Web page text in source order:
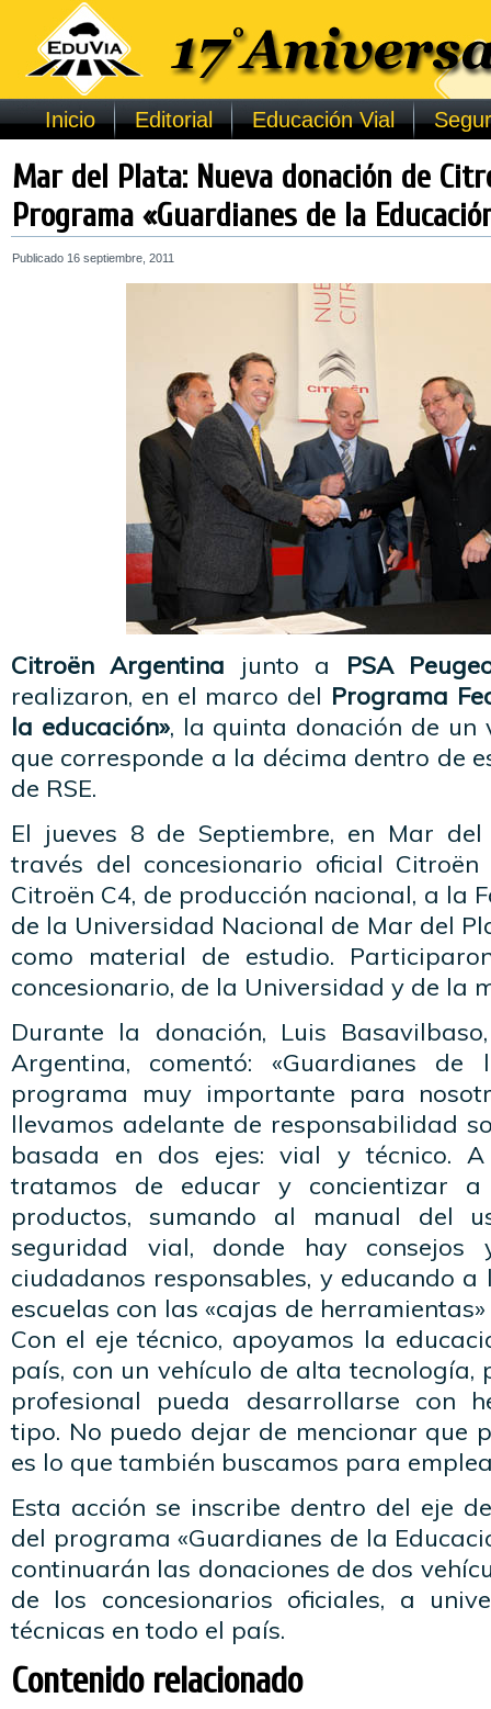
Inicio Editorial Educación Vial
Mar del Plata: Nueva donación de
Programa «Guardianes de la
Publicado 16 septiembre, 2011
Citroën Argentina junto a PSA
realizaron, en el marco del Programa
la educación», la quinta donación de un
que corresponde a la décima dentro de
de RSE.
El jueves 8 de Septiembre, en Mar
través del concesionario oficial
Citroën C4, de producción nacional, a la
de la Universidad Nacional de Mar del
como material de estudio.
concesionario, de la Universidad y de la
Durante la donación, Luis
Argentina, comentó: «Guardianes
programa muy importante para
llevamos adelante de responsabilidad
basada en dos ejes: vial y técnico.
tratamos de educar y concientizar
productos, sumando al manual del
seguridad vial, donde hay
ciudadanos responsables, y educando a
escuelas con las «cajas de
Con el eje técnico, apoyamos la
país, con un vehículo de alta
profesional pueda desarrollarse con
tipo. No puedo dejar de mencionar que
es lo que también buscamos para
Esta acción se inscribe dentro del eje
del programa «Guardianes de la
continuarán las donaciones de dos
de los concesionarios oficiales, a
técnicas en todo el país.
Contenido relacionado